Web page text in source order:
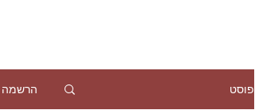
פוסט הרשמה